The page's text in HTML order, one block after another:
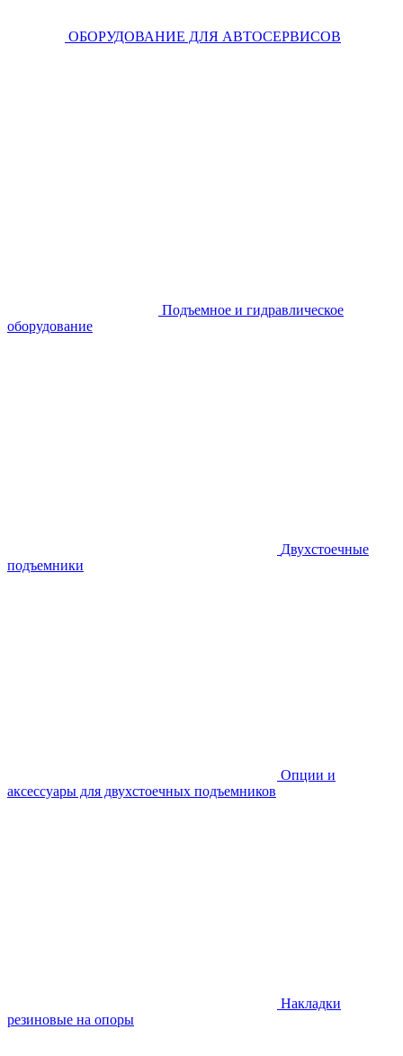
ОБОРУДОВАНИЕ ДЛЯ АВТОСЕРВИСОВ
Подъемное и гидравлическое
оборудование
Двухстоечные
подъемники
Опции и
аксессуары для двухстоечных подъемников
Накладки
резиновые на опоры